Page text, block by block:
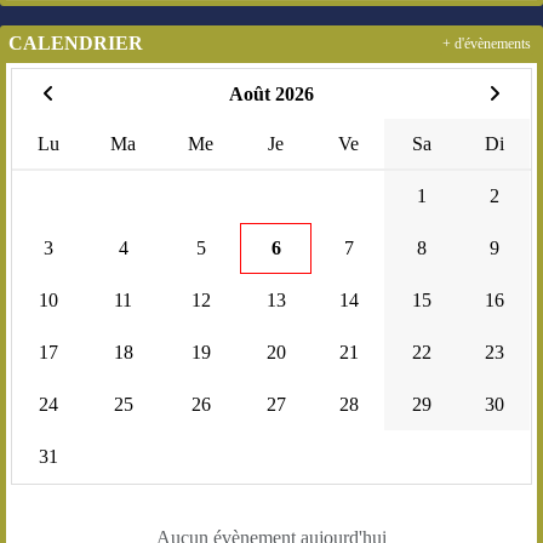
CALENDRIER
Août 2026
Lu Ma Me Je Ve Sa Di
1 2
3 4 5 6 7 8 9
10 11 12 13 14 15 16
17 18 19 20 21 22 23
24 25 26 27 28 29 30
31
Aucun évènement aujourd'hui
+ d'évènements